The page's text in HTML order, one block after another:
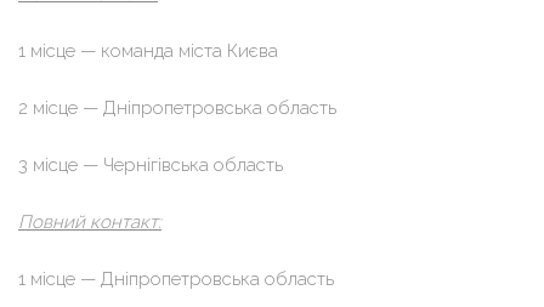
1 місце — команда міста Києва
2 місце — Дніпропетровська область
3 місце — Чернігівська область
Повний контакт:
1 місце — Дніпропетровська область